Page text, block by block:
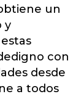
un
y
con
desde
a todos